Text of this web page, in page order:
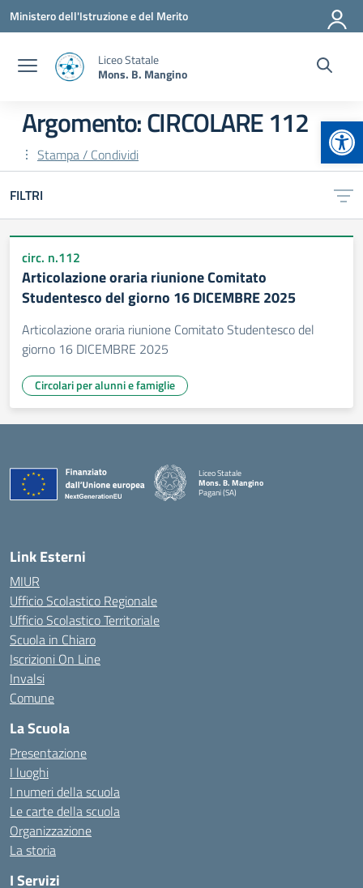
Vai ai contenuti
Vai al menu di navigazione
Vai al footer
Ministero dell'Istruzione e del Merito
Liceo Statale
Mons. B. Mangino
Argomento: CIRCOLARE 112
Stampa / Condividi
FILTRI
circ. n.112
Articolazione oraria riunione Comitato
Studentesco del giorno 16 DICEMBRE 2025
Articolazione oraria riunione Comitato Studentesco del
giorno 16 DICEMBRE 2025
Circolari per alunni e famiglie
Liceo Statale
Mons. B. Mangino
Pagani (SA)
— Visita la pagina iniziale della scuola
Link Esterni
MIUR
Ufficio Scolastico Regionale
Ufficio Scolastico Territoriale
Scuola in Chiaro
Iscrizioni On Line
Invalsi
Comune
La Scuola
Presentazione
I luoghi
I numeri della scuola
Le carte della scuola
Organizzazione
La storia
I Servizi